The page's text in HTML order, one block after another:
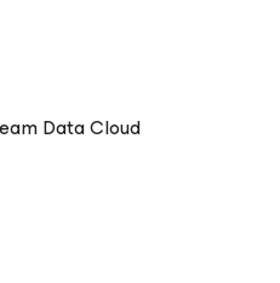
Data Cloud